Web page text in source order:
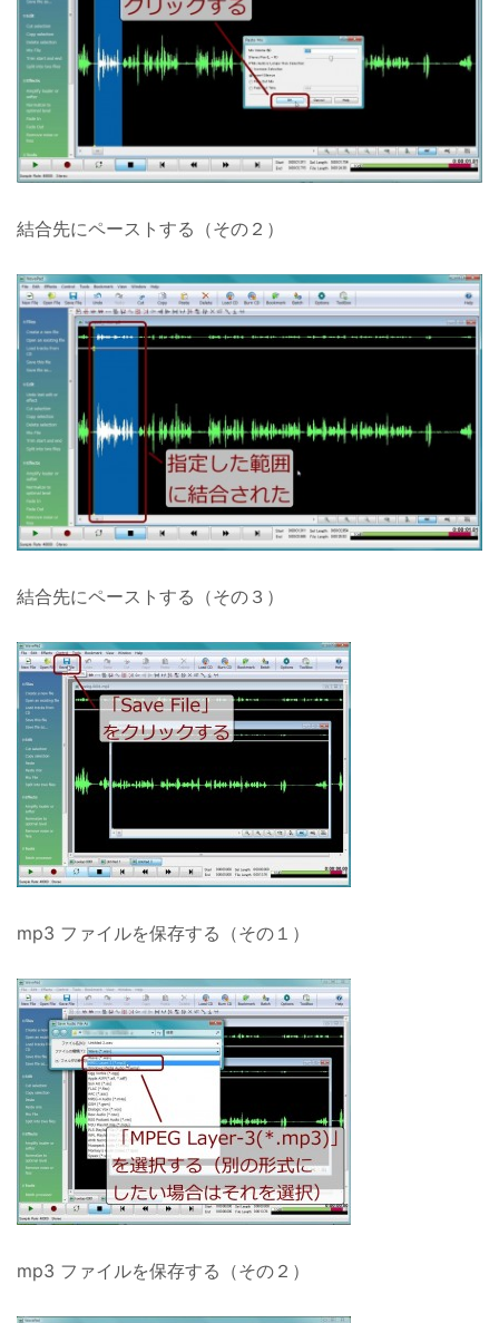
結合先にペーストする（その２）
結合先にペーストする（その３）
mp3 ファイルを保存する（その１）
mp3 ファイルを保存する（その２）